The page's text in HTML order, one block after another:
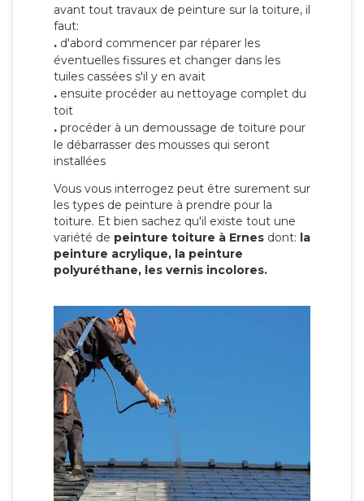
avant tout travaux de peinture sur la toiture, il
faut:
. d'abord commencer par réparer les
éventuelles fissures et changer dans les
tuiles cassées s'il y en avait
. ensuite procéder au nettoyage complet du
toit
. procéder à un demoussage de toiture pour
le débarrasser des mousses qui seront
installées
Vous vous interrogez peut être surement sur
les types de peinture à prendre pour la
toiture. Et bien sachez qu'il existe tout une
variété de peinture toiture à Ernes dont: la
peinture acrylique, la peinture
polyuréthane, les vernis incolores.